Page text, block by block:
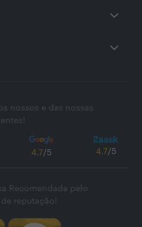
nossos e das nossas
4.7/5 4.7/5
Recomendada pelo
reputação!